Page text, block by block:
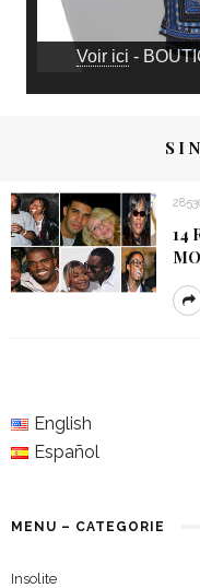
Voir ici -
14
English
Español
MENU – CATEGORIE
Insolite